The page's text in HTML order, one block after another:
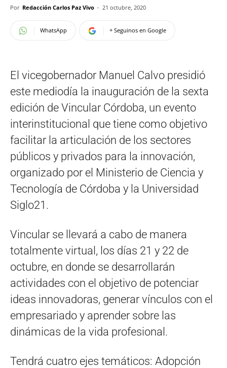
Por Redacción Carlos Paz Vivo - 21 octubre, 2020
WhatsApp + Seguinos en Google
El vicegobernador Manuel Calvo presidió
este mediodía la inauguración de la sexta
edición de Vincular Córdoba, un evento
interinstitucional que tiene como objetivo
facilitar la articulación de los sectores
públicos y privados para la innovación,
organizado por el Ministerio de Ciencia y
Tecnología de Córdoba y la Universidad
Siglo21.
Vincular se llevará a cabo de manera
totalmente virtual, los días 21 y 22 de
octubre, en donde se desarrollarán
actividades con el objetivo de potenciar
ideas innovadoras, generar vínculos con el
empresariado y aprender sobre las
dinámicas de la vida profesional.
Tendrá cuatro ejes temáticos: Adopción